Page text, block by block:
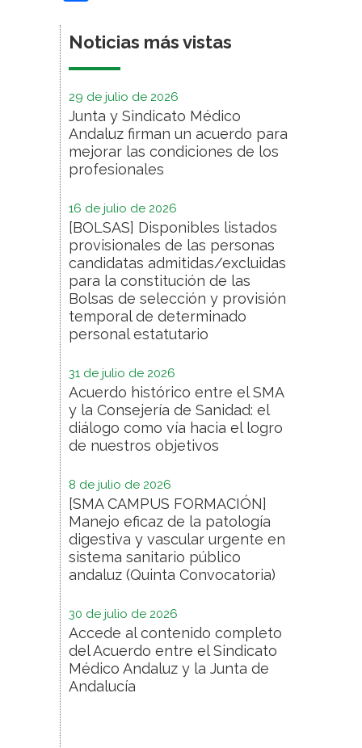
Noticias más vistas
29 de julio de 2026
Junta y Sindicato Médico
Andaluz firman un acuerdo para
mejorar las condiciones de los
profesionales
16 de julio de 2026
[BOLSAS] Disponibles listados
provisionales de las personas
candidatas admitidas/excluidas
para la constitución de las
Bolsas de selección y provisión
temporal de determinado
personal estatutario
31 de julio de 2026
Acuerdo histórico entre el SMA
y la Consejería de Sanidad: el
diálogo como vía hacia el logro
de nuestros objetivos
8 de julio de 2026
[SMA CAMPUS FORMACIÓN]
Manejo eficaz de la patología
digestiva y vascular urgente en
sistema sanitario público
andaluz (Quinta Convocatoria)
30 de julio de 2026
Accede al contenido completo
del Acuerdo entre el Sindicato
Médico Andaluz y la Junta de
Andalucía